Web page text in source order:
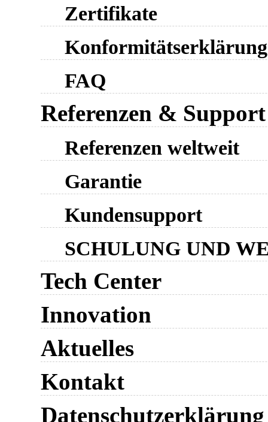
Zertifikate
FAQ
Referenzen & Support
Referenzen weltweit
Garantie
Kundensupport
SCHULUNG UND
Tech Center
Innovation
Aktuelles
Kontakt
Datenschutzerklärung